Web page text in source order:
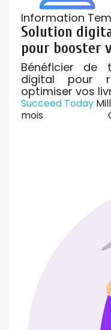
Information
Solution
pour booster
Bénéficier de
digital pour
optimiser vos
Succeed Today
mois